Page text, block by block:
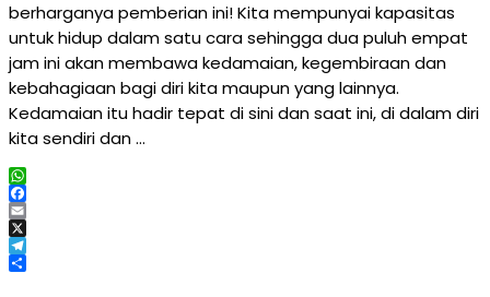
berharganya pemberian ini! Kita mempunyai kapasitas
untuk hidup dalam satu cara sehingga dua puluh empat
jam ini akan membawa kedamaian, kegembiraan dan
kebahagiaan bagi diri kita maupun yang lainnya.
Kedamaian itu hadir tepat di sini dan saat ini, di dalam diri
kita sendiri dan …
WhatsApp
Facebook
Email
X
Telegram